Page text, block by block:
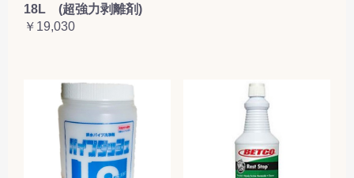
18L (超強力剥離剤)
￥19,030